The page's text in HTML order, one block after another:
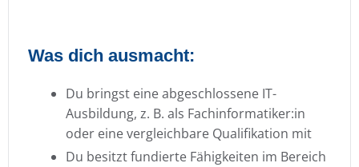
Was dich ausmacht:
Du bringst eine abgeschlossene IT-
Ausbildung, z. B. als Fachinformatiker:in
oder eine vergleichbare Qualifikation mit
Du besitzt fundierte Fähigkeiten im Bereich